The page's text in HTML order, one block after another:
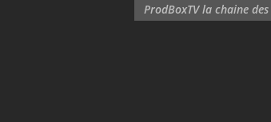
ProdBoxTV la chaine